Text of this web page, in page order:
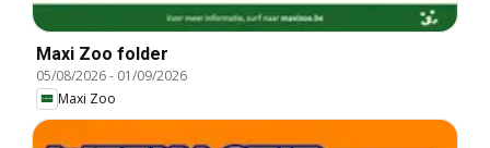
Maxi Zoo folder
05/08/2026- 01/09/2026
Maxi Zoo